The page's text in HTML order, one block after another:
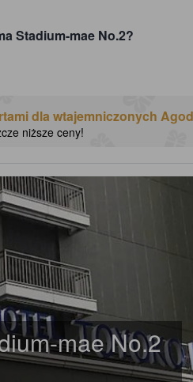
Stadium-mae No.2?
dla wtajemniczonych
niższe ceny!
mae No.2